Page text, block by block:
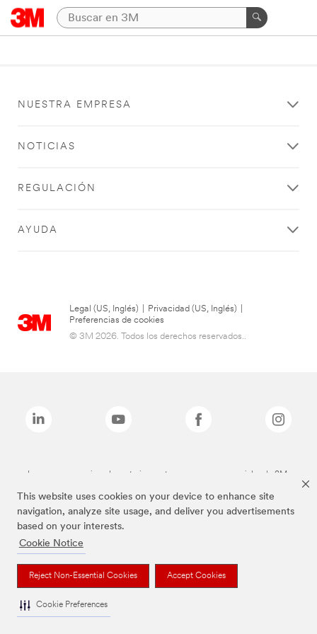
This website uses cookies on your device to enhance site
navigation, analyze site usage, and deliver you advertisements
based on your interests.
Cookie Notice
Reject Non-Essential Cookies Accept Cookies
Cookie Preferences
NUESTRA EMPRESA
NOTICIAS
REGULACIÓN
AYUDA
Legal (US, Inglés) Privacidad (US, Inglés)
Preferencias de cookies
© 3M 2026. Todos los derechos reservados..
Las marcas mencionadas anteriormente son marcas comerciales de 3M.